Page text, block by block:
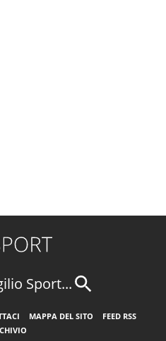
Sport...
MAPPA DEL SITO
FEED RSS